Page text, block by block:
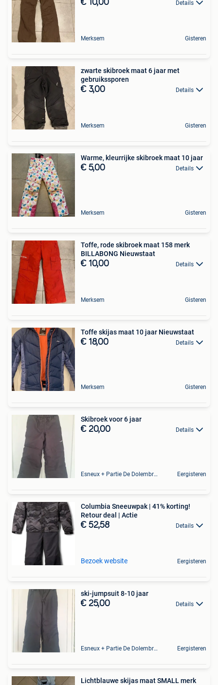
€ 10,00 Details
Merksem Gisteren
zwarte skibroek maat 6 jaar met
gebruikssporen
€ 3,00 Details
Merksem Gisteren
Warme, kleurrijke skibroek maat 10 jaar
€ 5,00 Details
Merksem Gisteren
Toffe, rode skibroek maat 158 merk
BILLABONG Nieuwstaat
€ 10,00 Details
Merksem Gisteren
Toffe skijas maat 10 jaar Nieuwstaat
€ 18,00 Details
Merksem Gisteren
Skibroek voor 6 jaar
€ 20,00 Details
Esneux + Partie De Dolembreux Eergisteren
Columbia Sneeuwpak | 41% korting!
Retour deal | Actie
€ 52,58 Details
Bezoek website Eergisteren
ski-jumpsuit 8-10 jaar
€ 25,00 Details
Esneux + Partie De Dolembreux Eergisteren
Lichtblauwe skijas maat SMALL merk